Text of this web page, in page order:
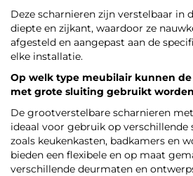
Deze scharnieren zijn verstelbaar in
diepte en zijkant, waardoor ze
afgesteld en aangepast aan de
elke installatie.
Op welk type meubilair kunnen de
met grote sluiting gebruikt
De grootverstelbare scharnieren
ideaal voor gebruik op
zoals keukenkasten, badkamers en
bieden een flexibele en op maat
verschillende deurmaten en